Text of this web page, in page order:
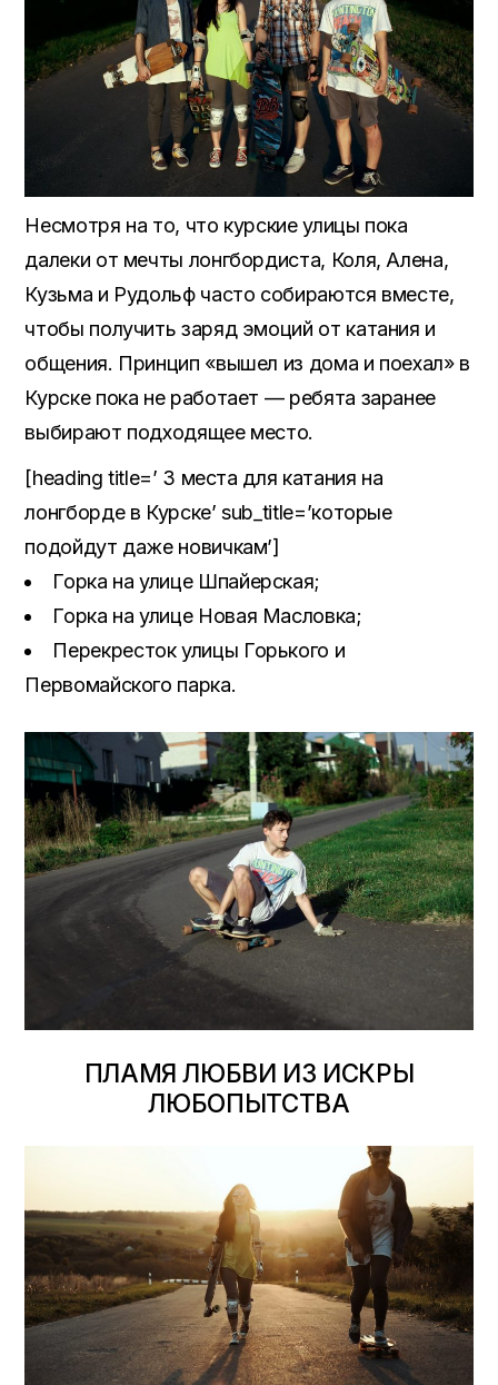
Несмотря на то, что курские улицы пока
далеки от мечты лонгбордиста, Коля, Алена,
Кузьма и Рудольф часто собираются вместе,
чтобы получить заряд эмоций от катания и
общения. Принцип «вышел из дома и поехал» в
Курске пока не работает — ребята заранее
выбирают подходящее место.
[heading title=’ 3 места для катания на
лонгборде в Курске’ sub_title=’которые
подойдут даже новичкам’]
Горка на улице Шпайерская;
Горка на улице Новая Масловка;
Перекресток улицы Горького и
Первомайского парка.
ПЛАМЯ ЛЮБВИ ИЗ ИСКРЫ
ЛЮБОПЫТСТВА